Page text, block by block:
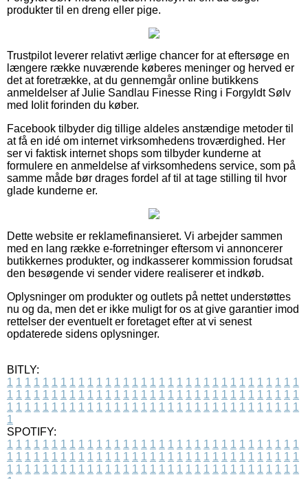
produkter til en dreng eller pige.
Trustpilot leverer relativt ærlige chancer for at eftersøge en
længere række nuværende køberes meninger og herved er
det at foretrække, at du gennemgår online butikkens
anmeldelser af Julie Sandlau Finesse Ring i Forgyldt Sølv
med Iolit forinden du køber.
Facebook tilbyder dig tillige aldeles anstændige metoder til
at få en idé om internet virksomhedens troværdighed. Her
ser vi faktisk internet shops som tilbyder kunderne at
formulere en anmeldelse af virksomhedens service, som på
samme måde bør drages fordel af til at tage stilling til hvor
glade kunderne er.
Dette website er reklamefinansieret. Vi arbejder sammen
med en lang række e-forretninger eftersom vi annoncerer
butikkernes produkter, og indkasserer kommission forudsat
den besøgende vi sender videre realiserer et indkøb.
Oplysninger om produkter og outlets på nettet understøttes
nu og da, men det er ikke muligt for os at give garantier imod
rettelser der eventuelt er foretaget efter at vi senest
opdaterede sidens oplysninger.
BITLY:
1 1 1 1 1 1 1 1 1 1 1 1 1 1 1 1 1 1 1 1 1 1 1 1 1 1 1 1 1 1 1 1 1
1 1 1 1 1 1 1 1 1 1 1 1 1 1 1 1 1 1 1 1 1 1 1 1 1 1 1 1 1 1 1 1 1
1 1 1 1 1 1 1 1 1 1 1 1 1 1 1 1 1 1 1 1 1 1 1 1 1 1 1 1 1 1 1 1 1
1
SPOTIFY:
1 1 1 1 1 1 1 1 1 1 1 1 1 1 1 1 1 1 1 1 1 1 1 1 1 1 1 1 1 1 1 1 1
1 1 1 1 1 1 1 1 1 1 1 1 1 1 1 1 1 1 1 1 1 1 1 1 1 1 1 1 1 1 1 1 1
1 1 1 1 1 1 1 1 1 1 1 1 1 1 1 1 1 1 1 1 1 1 1 1 1 1 1 1 1 1 1 1 1